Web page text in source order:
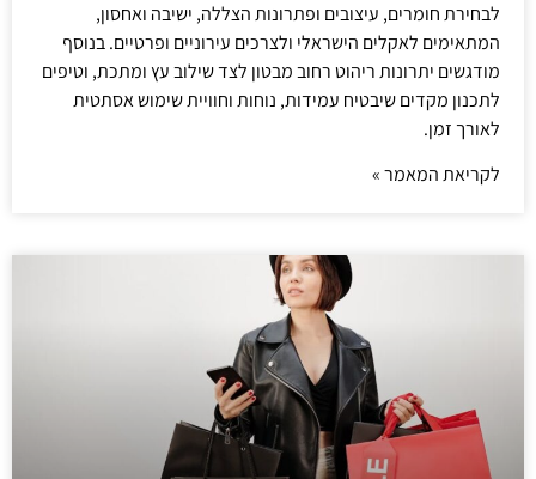
לבחירת חומרים, עיצובים ופתרונות הצללה, ישיבה ואחסון,
המתאימים לאקלים הישראלי ולצרכים עירוניים ופרטיים. בנוסף
מודגשים יתרונות ריהוט רחוב מבטון לצד שילוב עץ ומתכת, וטיפים
לתכנון מקדים שיבטיח עמידות, נוחות וחוויית שימוש אסתטית
לאורך זמן.
לקריאת המאמר »